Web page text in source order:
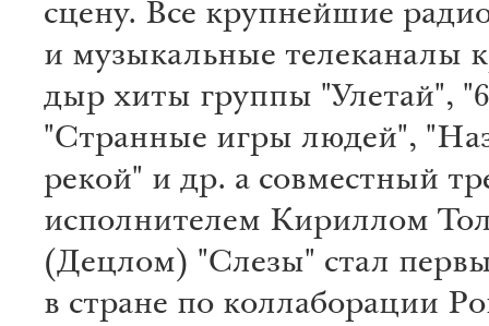
сцену. Все крупнейшие
и музыкальные телеканалы
дыр хиты группы "Улетай",
"Странные игры людей",
рекой" и др. а совместный
исполнителем Кириллом
(Децлом) "Слезы" стал
в стране по коллаборации